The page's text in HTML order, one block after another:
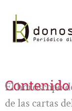
contenido
El horóscopo
de las cartas